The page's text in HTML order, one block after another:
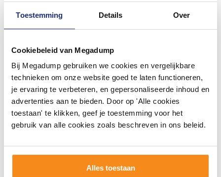
Toestemming Details Over
Cookiebeleid van Megadump
Bij Megadump gebruiken we cookies en vergelijkbare
technieken om onze website goed te laten functioneren,
je ervaring te verbeteren, en gepersonaliseerde inhoud en
advertenties aan te bieden. Door op 'Alle cookies
toestaan' te klikken, geef je toestemming voor het
gebruik van alle cookies zoals beschreven in ons beleid.
Alles toestaan
Aluma Spiegelkast
100X80Cm Led Verlichting
1 tot 3 werkdagen
885,72
732,00
Meer info
Spiegelkast Wood 120Cm
Binnen 1 week geleverd
684,00
Meer info